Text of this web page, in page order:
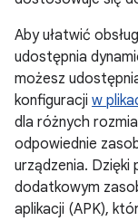
Aby ułatwić
udostępnia
możesz
konfiguracji w
dla różnych
odpowiednie
urządzenia. Dzięki
dodatkowym
aplikacji (APK),